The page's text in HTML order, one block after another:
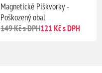
Magnetické Piškvorky -
Poškozený obal
149 Kč s DPH121 Kč s DPH